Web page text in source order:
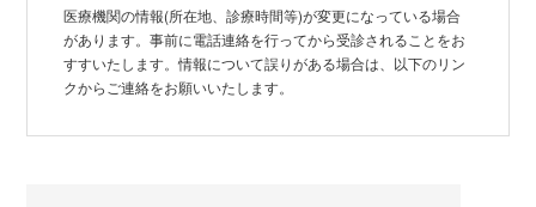
医療機関の情報(所在地、診療時間等)が変更になっている場合
があります。事前に電話連絡を行ってから受診されることをお
すすいたします。情報について誤りがある場合は、以下のリン
クからご連絡をお願いいたします。